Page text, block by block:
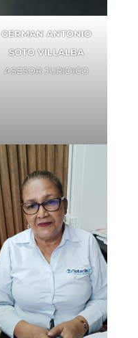
GERMAN ANTONIO
SOTO VILLALBA
ASESOR JURIDICO